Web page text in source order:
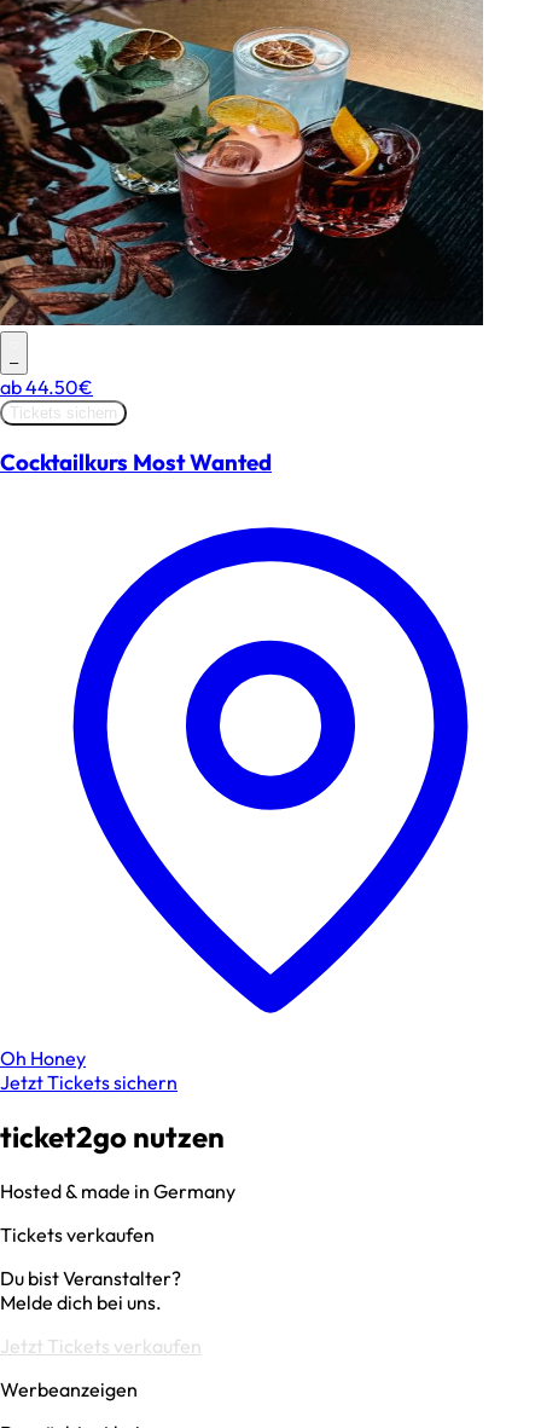
–
ab44.50€
Tickets sichern
Cocktailkurs Most Wanted
Oh Honey
Jetzt Tickets sichern
ticket2go nutzen
Hosted & made in Germany
Tickets verkaufen
Du bist Veranstalter?
Melde dich bei uns.
Jetzt Tickets verkaufen
Werbeanzeigen